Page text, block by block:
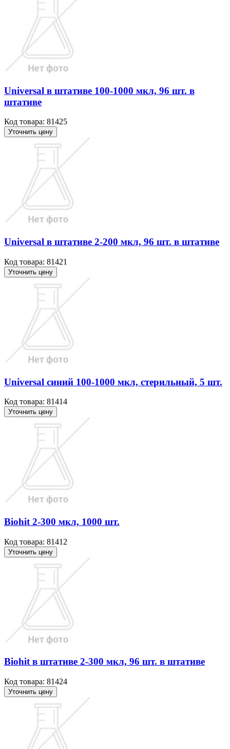
Universal в штативе 100-1000 мкл, 96 шт. в
штативе
Код товара: 81425
Уточнить цену
Universal в штативе 2-200 мкл, 96 шт. в штативе
Код товара: 81421
Уточнить цену
Universal синий 100-1000 мкл, стерильный, 5 шт.
Код товара: 81414
Уточнить цену
Віоhit 2-300 мкл, 1000 шт.
Код товара: 81412
Уточнить цену
Віоhit в штативе 2-300 мкл, 96 шт. в штативе
Код товара: 81424
Уточнить цену